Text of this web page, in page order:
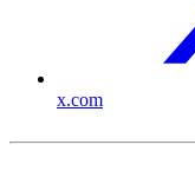
x.com